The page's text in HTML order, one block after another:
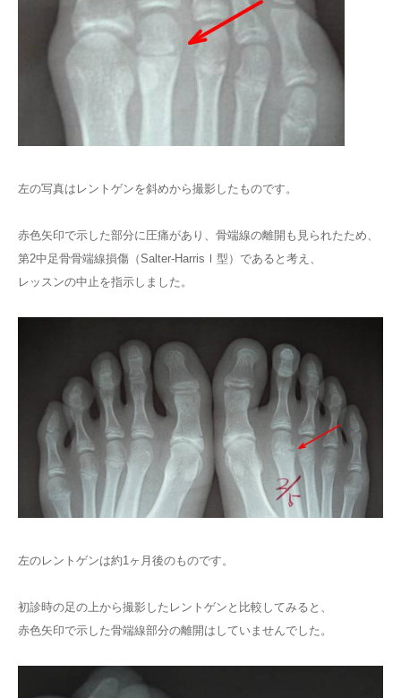
左の写真はレントゲンを斜めから撮影したものです。
赤色矢印で示した部分に圧痛があり、骨端線の離開も見られたため、
第2中足骨骨端線損傷（Salter-HarrisⅠ型）であると考え、
レッスンの中止を指示しました。
左のレントゲンは約1ヶ月後のものです。
初診時の足の上から撮影したレントゲンと比較してみると、
赤色矢印で示した骨端線部分の離開はしていませんでした。